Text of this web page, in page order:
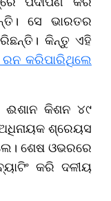
ସେ ଭାରତର
କିନ୍ତୁ ଏହି
ରନ କରିପାରିଥିଲେ
କିଶନ ୪୯
ଶ୍ରେୟସ
ଶେଷ ଓଭରରେ
କରି ଦଳୀୟ